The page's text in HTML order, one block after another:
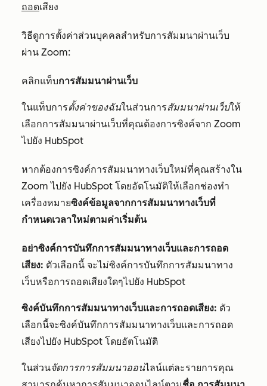
ถอดเสียง
วิธีดูการตั้งค่าส่วนบุคคลสำหรับการสัมมนาผ่านเว็บ
ผ่าน Zoom:
คลิกแท็บการสัมมนาผ่านเว็บ
ในแท็บการตั้งค่าของฉันในส่วนการสัมมนาผ่านเว็บให้
เลือกการสัมมนาผ่านเว็บที่คุณต้องการซิงค์จาก Zoom
ไปยัง HubSpot
หากต้องการซิงค์การสัมมนาทางเว็บใหม่ที่คุณสร้างใน
Zoom ไปยัง HubSpot โดยอัตโนมัติให้เลือกช่องทำ
เครื่องหมายซิงค์ข้อมูลจากการสัมมนาทางเว็บที่
กำหนดเวลาใหม่ตามค่าเริ่มต้น
อย่าซิงค์การบันทึกการสัมมนาทางเว็บและการถอด
เสียง: ตัวเลือกนี้ จะไม่ซิงค์การบันทึกการสัมมนาทาง
เว็บหรือการถอดเสียงใดๆไปยัง HubSpot
ซิงค์บันทึกการสัมมนาทางเว็บและการถอดเสียง: ตัว
เลือกนี้จะซิงค์บันทึกการสัมมนาทางเว็บและการถอด
เสียงไปยัง HubSpot โดยอัตโนมัติ
ในส่วนจัดการการสัมมนาออนไลน์แต่ละรายการคุณ